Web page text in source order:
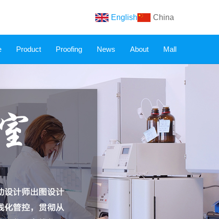
English China
Product Proofing News About Mall